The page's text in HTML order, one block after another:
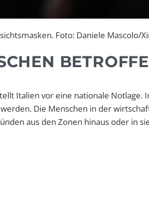
Foto: Daniele Mascolo/
Italien vor eine nationale Notlage.
Die Menschen in der
aus den Zonen hinaus oder in